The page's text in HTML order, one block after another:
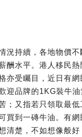
況持續，各地物價不
酬水平。港人移民
亦受矚目，近日有網
迎品牌的1KG裝牛
；又指若只領取最
買到一磚牛油。有網
清楚，不如想像般